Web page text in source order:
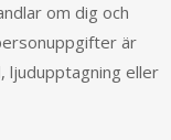
om dig och
är
ljudupptagning eller